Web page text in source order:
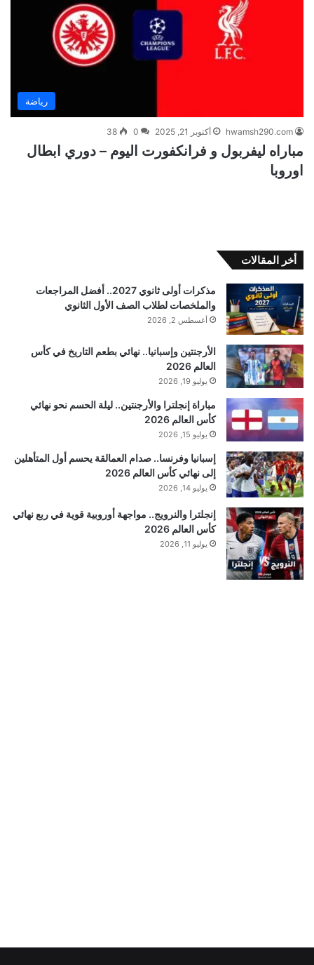
رياضة
hwamsh290.com أكتوبر 21, 2025 0
38
مباراه ليفربول و فرانكفورت اليوم – دوري ابطال
اوروبا
أخر المقالات
مذكرات أولى ثانوي 2027.. أفضل المراجعات
والملخصات لطلاب الصف الأول الثانوي
أغسطس 2, 2026
الأرجنتين وإسبانيا.. نهائي بطعم التاريخ في كأس
العالم 2026
يوليو 19, 2026
مباراة إنجلترا والأرجنتين.. ليلة الحسم نحو نهائي
كأس العالم 2026
يوليو 15, 2026
إسبانيا وفرنسا.. صدام العمالقة يحسم أول المتأهلين
إلى نهائي كأس العالم 2026
يوليو 14, 2026
إنجلترا والنرويج.. مواجهة أوروبية قوية في ربع نهائي
كأس العالم 2026
يوليو 11, 2026